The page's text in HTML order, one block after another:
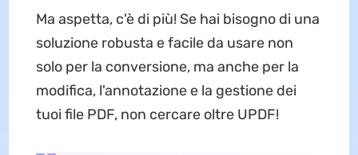
Ma aspetta, c'è di più! Se hai bisogno di una
soluzione robusta e facile da usare non
solo per la conversione, ma anche per la
modifica, l'annotazione e la gestione dei
tuoi file PDF, non cercare oltre UPDF!